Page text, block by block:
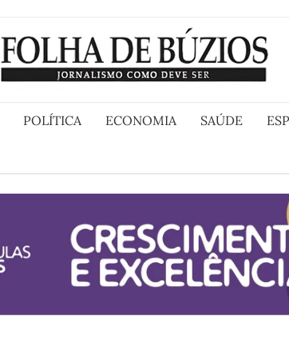
POLÍTICA ECONOMIA SAÚDE